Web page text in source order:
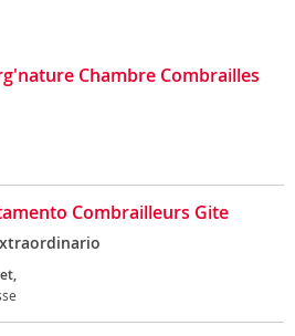
Chambre Combrailles
Combrailleurs Gite